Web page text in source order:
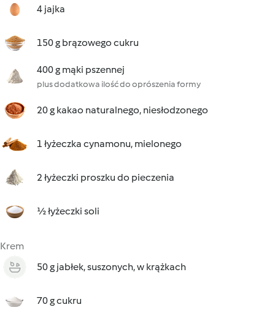
4 jajka
150 g brązowego cukru
400 g mąki pszennej
plus dodatkowa ilość do oprószenia formy
20 g kakao naturalnego, niesłodzonego
1 łyżeczka cynamonu, mielonego
2 łyżeczki proszku do pieczenia
½ łyżeczki soli
Krem
50 g jabłek, suszonych, w krążkach
70 g cukru